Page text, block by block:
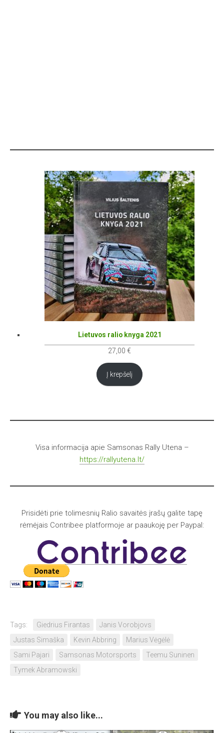
Lietuvos ralio knyga 2021
27,00 €
Į krepšelį
Visa informacija apie Samsonas Rally Utena –
https://rallyutena.lt/
Prisidėti prie tolimesnių Ralio savaitės įrašų galite tapę
rėmėjais Contribee platformoje ar paaukoję per Paypal:
Tags: Giedrius Firantas
Janis Vorobjovs
Justas Simaška
Kevin Abbring
Marius Vėgėlė
Sami Pajari
Samsonas Motorsports
Teemu Suninen
Tymek Abramowski
You may also like...